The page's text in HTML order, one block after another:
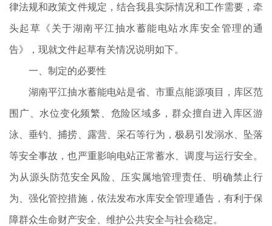
律法规和政策文件规定，结合我县实际情况和工作需要，牵
头起草《关于湖南平江抽水蓄能电站水库安全管理的通
告》，现就文件起草有关情况说明如下。
一、制定的必要性
湖南平江抽水蓄能电站是省、市重点能源项目，库区范
围广、水位变化频繁、危险区域多，群众擅自进入库区游
泳、垂钓、捕捞、露营、采石等行为，极易引发溺水、坠落
等安全事故，也严重影响电站正常蓄水、调度与运行安全。
为从源头防范安全风险、压实属地管理责任、明确禁止行
为、强化管控措施，依法发布水库安全管理通告，有利于保
障群众生命财产安全、维护公共安全与社会稳定。